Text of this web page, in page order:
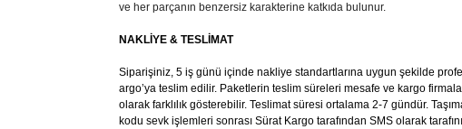
ve her parçanın benzersiz karakterine katkıda bulunur.
NAKLİYE & TESLİMAT
Siparişiniz, 5 iş günü içinde nakliye standartlarına uygun şekilde
argo’ya teslim edilir. Paketlerin teslim süreleri mesafe ve kargo
olarak farklılık gösterebilir. Teslimat süresi ortalama 2-7 gündür.
kodu sevk işlemleri sonrası Sürat Kargo tarafından SMS olarak